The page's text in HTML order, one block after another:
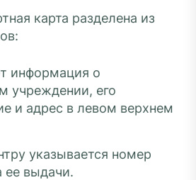
карта разделена из
информация о
учреждении, его
и адрес в левом верхнем
указывается номер
ее выдачи.